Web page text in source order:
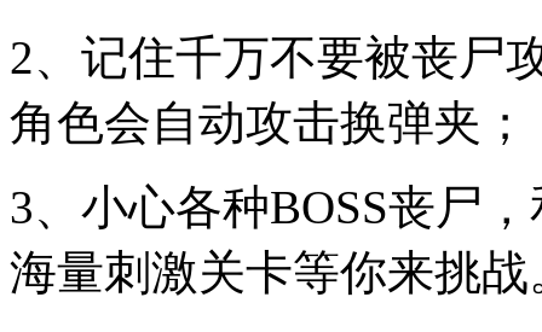
2、记住千万不要被丧尸
角色会自动攻击换弹夹；
3、小心各种BOSS丧尸
海量刺激关卡等你来挑战